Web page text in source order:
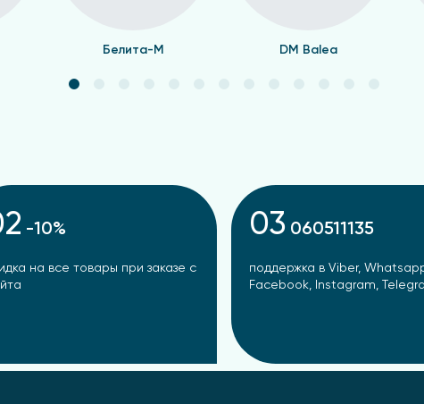
Белита-М DM Balea
-10%
на все товары при заказе с
03 060511135
поддержка в Viber,
Facebook, Instagram,